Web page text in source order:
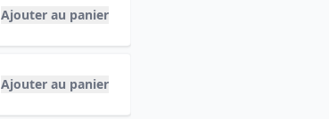
Ajouter au panier
Ajouter au panier